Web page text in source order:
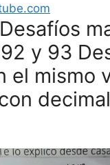
y 93
el mismo